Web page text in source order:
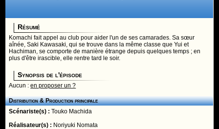
Résumé
Komachi fait appel au club pour aider l'un de ses camarades. Sa sœur
aînée, Saki Kawasaki, qui se trouve dans la même classe que Yui et
Hachiman, se comporte de manière étrange depuis quelques temps ; en
plus d'être irascible, elle rentre tard le soir.
Synopsis de l'épisode
Aucun :en proposer un ?
Distribution & Production principale
Scénariste(s) :Touko Machida
Réalisateur(s) : Noriyuki Nomata